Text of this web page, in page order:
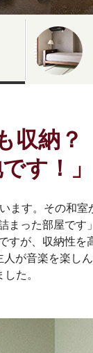
収納？
す！」
ます。その和室
まった部屋です
すが、収納性を
が音楽を楽し
た。